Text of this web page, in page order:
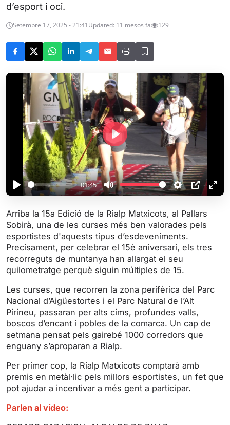
d’esport i oci.
Setembre 17, 2025 - 21:41Updated: 11 mesos fa 129
P
l
a
y
01:45
M
u
e
S
e
t
t
n
g
P
P
E
n
P
l
a
y
Arriba la 15a Edició de la Rialp Matxicots, al Pallars
Sobirà, una de les curses més ben valorades pels
esportistes d'aquests tipus d’esdeveniments.
Precisament, per celebrar el 15è aniversari, els tres
recorreguts de muntanya han allargat el seu
quilometratge perquè siguin múltiples de 15.
Les curses, que recorren la zona perifèrica del Parc
Nacional d’Aigüestortes i el Parc Natural de l’Alt
Pirineu, passaran per alts cims, profundes valls,
boscos d’encant i pobles de la comarca. Un cap de
setmana pensat pels gairebé 1000 corredors que
enguany s’aproparan a Rialp.
Per primer cop, la Rialp Matxicots comptarà amb
premis en metàl·lic pels millors esportistes, un fet que
pot ajudar a incentivar a més gent a participar.
Parlen al vídeo: